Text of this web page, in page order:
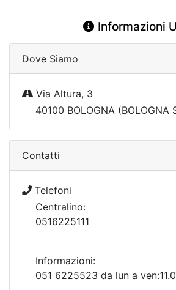
Informazioni
Dove Siamo
Via Altura, 3
40100 BOLOGNA (BOLOGNA
Contatti
Telefoni
Centralino:
0516225111
Informazioni:
051 6225523 da lun a